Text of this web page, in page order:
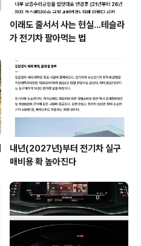
이래도 줄서서 사는 현실…테슬라
가 전기차 팔아먹는 법
내년(2027년)부터 전기차 실구
매비용 확 높아진다